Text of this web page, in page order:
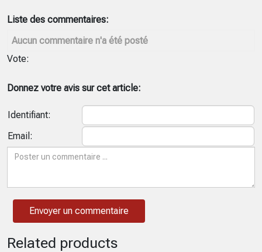
Liste des commentaires:
Aucun commentaire n'a été posté
Vote:
Donnez votre avis sur cet article:
Identifiant:
Email:
Related products